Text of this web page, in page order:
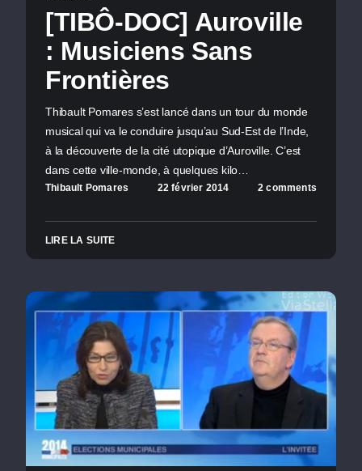
[TIBÔ-DOC] Auroville
: Musiciens Sans
Frontières
Thibault Pomares s’est lancé dans un tour du monde
musical qui va le conduire jusqu’au Sud-Est de l’Inde,
à la découverte de la cité utopique d’Auroville. C’est
dans cette ville-monde, à quelques kilo…
Thibault Pomares 22 février 2014 2 comments
LIRE LA SUITE